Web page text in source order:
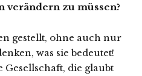
zu müssen?
gestellt, ohne auch nur
was sie bedeutet!
die glaubt